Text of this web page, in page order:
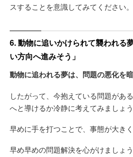
スすることを意識してみてください。
6. 動物に追いかけられて襲われる
い方向へ進みそう」
動物に追われる夢は、問題の悪化を
したがって、今抱えている問題があ
へと導けるか冷静に考えてみましょう
早めに手を打つことで、事態が大き
早め早めの問題解決を心がけましょう